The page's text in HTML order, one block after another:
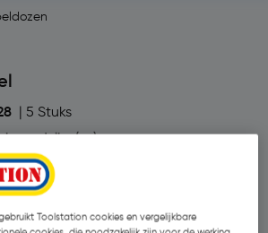
| 5 Stuks
beoordeling(en)
Toolstation cookies en vergelijkbare